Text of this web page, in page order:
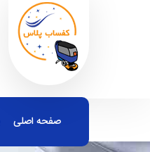
صفحه اصلی